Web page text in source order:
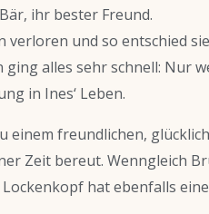
ihr bester Freund.
und so entschied
alles sehr schnell: Nur
in Ines‘ Leben.
einem freundlichen,
Zeit bereut. Wenngleich
hat ebenfalls